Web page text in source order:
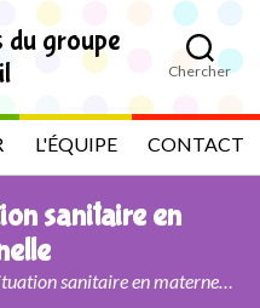
du groupe
Chercher
L'ÉQUIPE CONTACT
sanitaire en
Point sur la situation sanitaire en maternelle